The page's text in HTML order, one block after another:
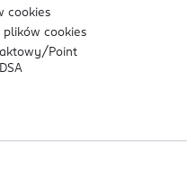
cookies
plikówcookies
Point